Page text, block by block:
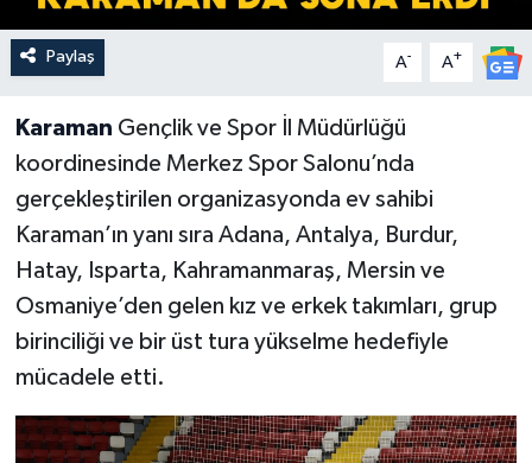
Paylaş A- A+
Karaman Gençlik ve Spor İl Müdürlüğü
koordinesinde Merkez Spor Salonu’nda
gerçekleştirilen organizasyonda ev sahibi
Karaman’ın yanı sıra Adana, Antalya, Burdur,
Hatay, Isparta, Kahramanmaraş, Mersin ve
Osmaniye’den gelen kız ve erkek takımları, grup
birinciliği ve bir üst tura yükselme hedefiyle
mücadele etti.